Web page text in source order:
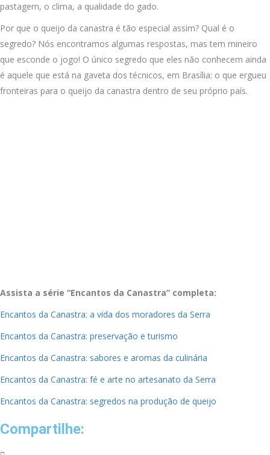
pastagem, o clima, a qualidade do gado.
Por que o queijo da canastra é tão especial assim? Qual é o
segredo? Nós encontramos algumas respostas, mas tem mineiro
que esconde o jogo! O único segredo que eles não conhecem ainda
é aquele que está na gaveta dos técnicos, em Brasília: o que ergueu
fronteiras para o queijo da canastra dentro de seu próprio país.
Assista a série “Encantos da Canastra” completa:
Encantos da Canastra: a vida dos moradores da Serra
Encantos da Canastra: preservação e turismo
Encantos da Canastra: sabores e aromas da culinária
Encantos da Canastra: fé e arte no artesanato da Serra
Encantos da Canastra: segredos na produção de queijo
Compartilhe: